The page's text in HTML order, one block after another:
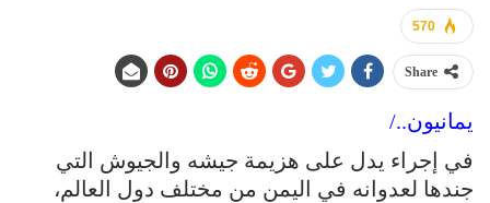
570
Share
يمانيون../
في إجراء يدل على هزيمة جيشه والجيوش التي
جندها لعدوانه في اليمن من مختلف دول العالم،